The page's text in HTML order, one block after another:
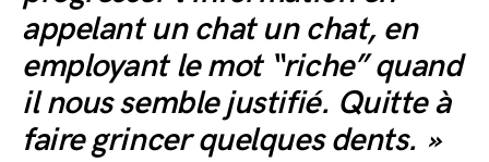
appelant un chat un chat, en
employant le mot “riche” quand
il nous semble justifié. Quitte à
faire grincer quelques dents. »